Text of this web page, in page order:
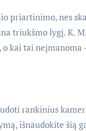
priartinimo, nes
triukšmo lygį. K.
kai tai
rankinius
išnaudokite šią